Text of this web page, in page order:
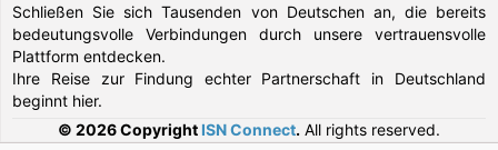
Schließen Sie sich Tausenden von Deutschen an, die bereits
bedeutungsvolle Verbindungen durch unsere vertrauensvolle
Plattform entdecken.
Ihre Reise zur Findung echter Partnerschaft in Deutschland
beginnt hier.
© 2026 Copyright ISN Connect. All rights reserved.